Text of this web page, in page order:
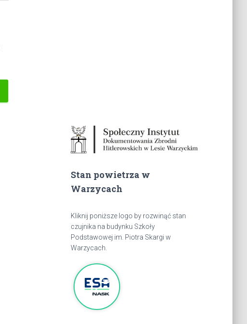
Stan powietrza w
Warzycach
Kliknij poniższe logo by rozwinąć stan
czujnika na budynku Szkoły
Podstawowej im. Piotra Skargi w
Warzycach.